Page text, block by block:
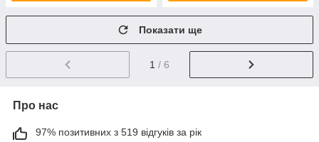
Показати ще
1 / 6
Про нас
97% позитивних з 519 відгуків за рік